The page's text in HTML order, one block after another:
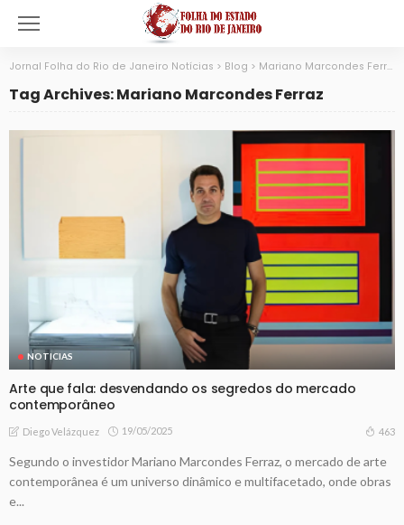
Jornal Folha do Rio de Janeiro Notícias > Blog > Mariano Marcondes Ferraz
Tag Archives: Mariano Marcondes Ferraz
NOTICIAS
Arte que fala: desvendando os segredos do mercado
contemporâneo
Diego Velázquez 19/05/2025 463
Segundo o investidor Mariano Marcondes Ferraz, o mercado de arte
contemporânea é um universo dinâmico e multifacetado, onde obras
e...